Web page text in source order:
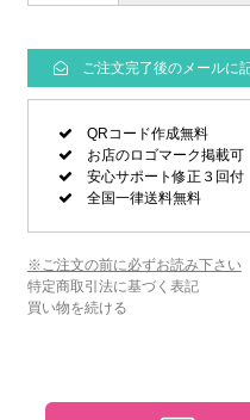
ご注文完了後のメールに
QRコード作成無料
お店のロゴマーク掲載可
安心サポート修正３回付
全国一律送料無料
※ご注文の前に必ずお読み下さい
特定商取引法に基づく表記
買い物を続ける